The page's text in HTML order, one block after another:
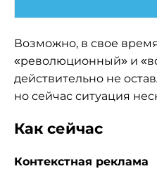
Возможно, в свое
«революционный» и
действительно не
но сейчас ситуация
Как сейчас
Контекстная реклама